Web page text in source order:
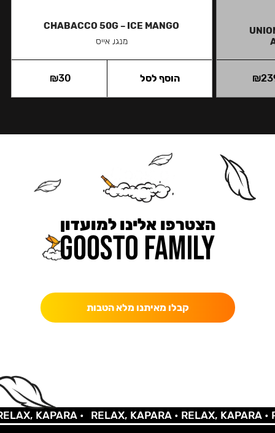
₪
CHABACCO 50G – ICE MANGO
מנגו, אייס
₪30 הוסף לסל
הצטרפו אלינו למועדון
קבלו מאיתנו מלא הטבות
KAPARA • RELAX, KAPARA •RELAX, KAPARA •